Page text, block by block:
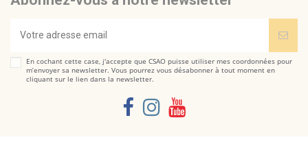
En cochant cette case, j'accepte que CSAO puisse utiliser mes coordonnées pour
m’envoyer sa newsletter. Vous pourrez vous désabonner à tout moment en
cliquant sur le lien dans la newsletter.